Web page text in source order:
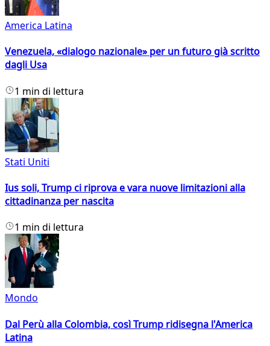
America Latina
Venezuela, «dialogo nazionale» per un futuro già scritto
dagli Usa
1 min di lettura
Stati Uniti
Ius soli, Trump ci riprova e vara nuove limitazioni alla
cittadinanza per nascita
1 min di lettura
Mondo
Dal Perù alla Colombia, così Trump ridisegna l'America
Latina